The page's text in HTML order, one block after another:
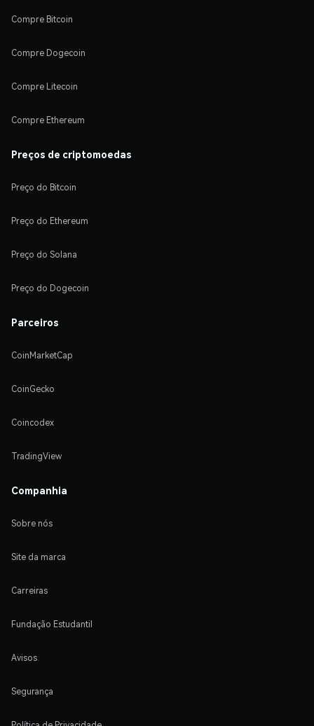
Compre Bitcoin
Compre Dogecoin
Compre Litecoin
Compre Ethereum
Preços de criptomoedas
Preço do Bitcoin
Preço do Ethereum
Preço do Solana
Preço do Dogecoin
Parceiros
CoinMarketCap
CoinGecko
Coincodex
TradingView
Companhia
Sobre nós
Site da marca
Carreiras
Fundação Estudantil
Avisos
Segurança